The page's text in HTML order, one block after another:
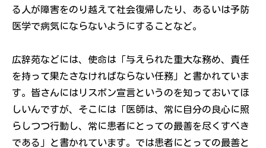
る人が障害をのり越えて社会復帰したり、あるいは予防
医学で病気にならないようにすることなど。
広辞苑などには、使命は「与えられた重大な務め、責任
を持って果たさなければならない任務」と書かれていま
す。皆さんにはリスボン宣言というのを知っておいてほ
しいんですが、そこには「医師は、常に自分の良心に照
らしつつ行動し、常に患者にとっての最善を尽くすべき
である」と書かれています。では患者にとっての最善と